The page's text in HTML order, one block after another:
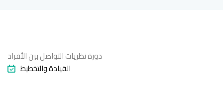
دورة نظريات التواصل بين الأفراد
القيادة والتخطيط